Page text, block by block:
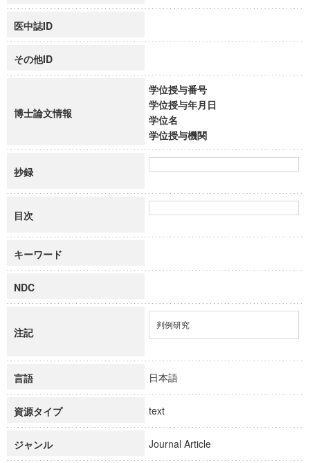
医中誌ID
その他ID
博士論文情報
学位授与番号
学位授与年月日
学位名
学位授与機関
抄録
目次
キーワード
NDC
注記
判例研究
言語 日本語
資源タイプ text
ジャンル Journal Article